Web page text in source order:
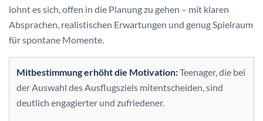
lohnt es sich, offen in die Planung zu gehen – mit klaren
Absprachen, realistischen Erwartungen und genug Spielraum
für spontane Momente.
Mitbestimmung erhöht die Motivation:Teenager, die bei
der Auswahl des Ausflugsziels mitentscheiden, sind
deutlich engagierter und zufriedener.